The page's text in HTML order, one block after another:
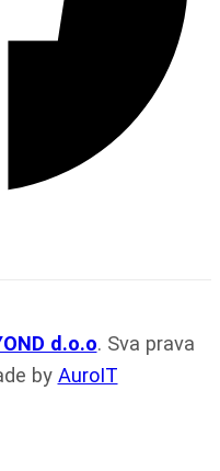
d.o.o. Sva prava
by AuroIT